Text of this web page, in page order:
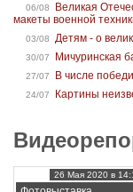
06/08
Великая
макеты военной
03/08 Детям - о
30/07 Мичуринская
27/07 В числе
24/07 Картины
26 Мая 2020 в